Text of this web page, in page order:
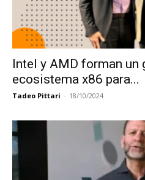
Intel y AMD forman un
ecosistema x86 para...
Tadeo Pittari - 18/10/2024